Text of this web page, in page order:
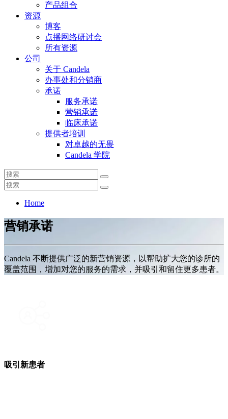
产品组合
资源
博客
点播网络研讨会
所有资源
公司
关于 Candela
办事处和分销商
承诺
服务承诺
营销承诺
临床承诺
提供者培训
对卓越的无畏
Candela 学院
Home
营销承诺
Candela 不断提供广泛的新营销资源，以帮助扩大您的诊所的
覆盖范围，增加对您的服务的需求，并吸引和留住更多患者。
吸引新患者